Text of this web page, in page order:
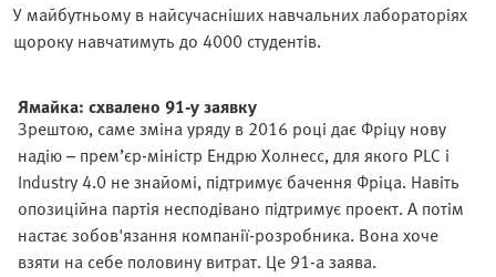
У майбутньому в найсучасніших навчальних лабораторіях
щороку навчатимуть до 4000 студентів.
Ямайка: схвалено 91-у заявку
Зрештою, саме зміна уряду в 2016 році дає Фріцу нову
надію – прем’єр-міністр Ендрю Холнесс, для якого PLC і
Industry 4.0 не знайомі, підтримує бачення Фріца. Навіть
опозиційна партія несподівано підтримує проект. А потім
настає зобов'язання компанії-розробника. Вона хоче
взяти на себе половину витрат. Це 91-а заява.